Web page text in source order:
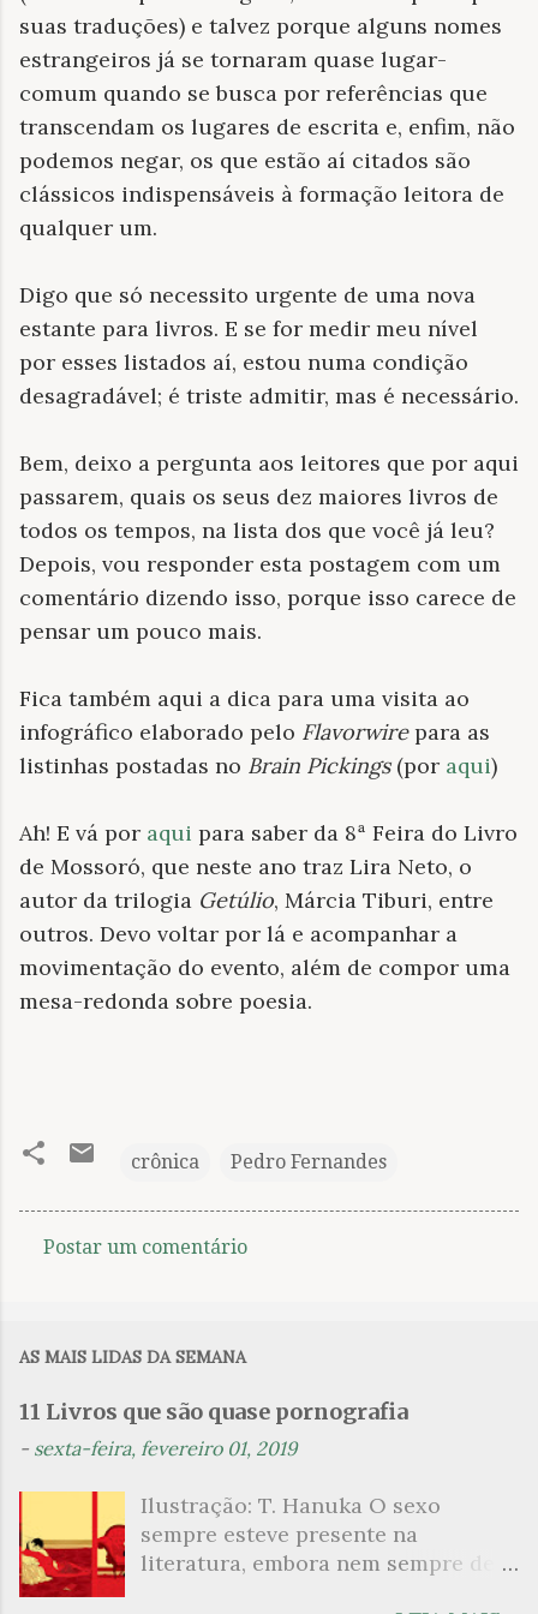
suas traduções) e talvez porque alguns nomes
estrangeiros já se tornaram quase lugar-
comum quando se busca por referências que
transcendam os lugares de escrita e, enfim, não
podemos negar, os que estão aí citados são
clássicos indispensáveis à formação leitora de
qualquer um.
Digo que só necessito urgente de uma nova
estante para livros. E se for medir meu nível
por esses listados aí, estou numa condição
desagradável; é triste admitir, mas é necessário.
Bem, deixo a pergunta aos leitores que por aqui
passarem, quais os seus dez maiores livros de
todos os tempos, na lista dos que você já leu?
Depois, vou responder esta postagem com um
comentário dizendo isso, porque isso carece de
pensar um pouco mais.
Fica também aqui a dica para uma visita ao
infográfico elaborado pelo Flavorwirepara as
listinhas postadas no Brain Pickings(por aqui)
Ah! E vá por aqui para saber da 8ª Feira do Livro
de Mossoró, que neste ano traz Lira Neto, o
autor da trilogia Getúlio, Márcia Tiburi, entre
outros. Devo voltar por lá e acompanhar a
movimentação do evento, além de compor uma
mesa-redonda sobre poesia.
crônica Pedro Fernandes
n
i
o
Postar um comentário
AS MAIS LIDAS DA SEMANA
11 Livros que são quase pornografia
- sexta-feira, fevereiro 01, 2019
Ilustração: T. Hanuka O sexo
sempre esteve presente na
literatura, embora nem sempre de